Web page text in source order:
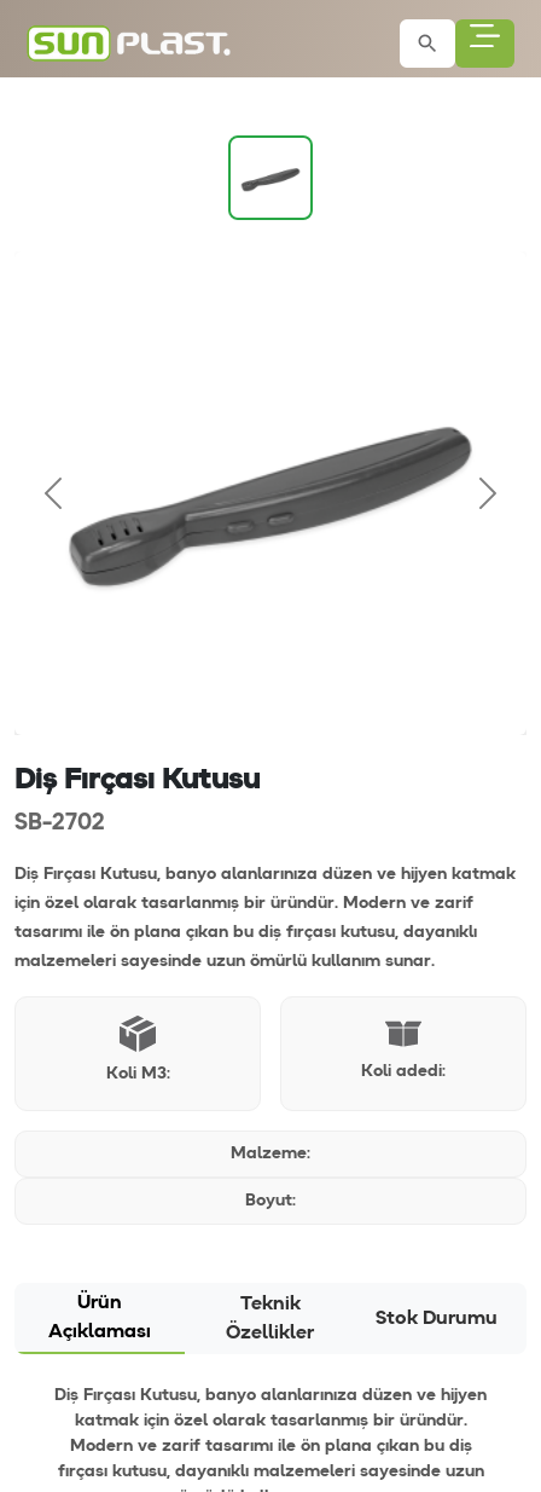
Diş Fırçası Kutusu
SB-2702
Diş Fırçası Kutusu, banyo alanlarınıza düzen ve hijyen katmak
için özel olarak tasarlanmış bir üründür. Modern ve zarif
tasarımı ile ön plana çıkan bu diş fırçası kutusu, dayanıklı
malzemeleri sayesinde uzun ömürlü kullanım sunar.
Koli M3: Koli adedi:
Malzeme:
Boyut:
Ürün
Açıklaması
Teknik
Özellikler
Stok Durumu
Diş Fırçası Kutusu, banyo alanlarınıza düzen ve hijyen
katmak için özel olarak tasarlanmış bir üründür.
Modern ve zarif tasarımı ile ön plana çıkan bu diş
fırçası kutusu, dayanıklı malzemeleri sayesinde uzun